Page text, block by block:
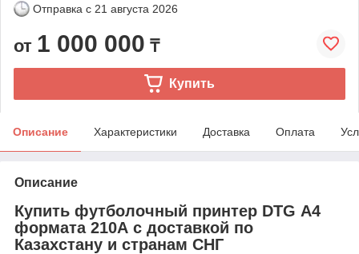
Отправка с 21 августа 2026
от 1 000 000 ₸
Купить
Описание Характеристики Доставка Оплата
Описание
Купить футболочный принтер DTG А4
формата 210А с доставкой по
Казахстану и странам СНГ